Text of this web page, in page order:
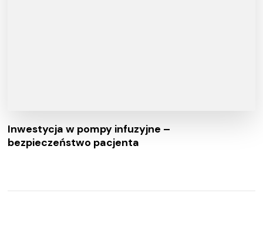
Inwestycja w pompy infuzyjne –
bezpieczeństwo pacjenta